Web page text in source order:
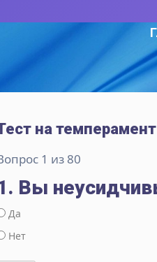
на темперамент
1 из 80
Вы
Да
Нет